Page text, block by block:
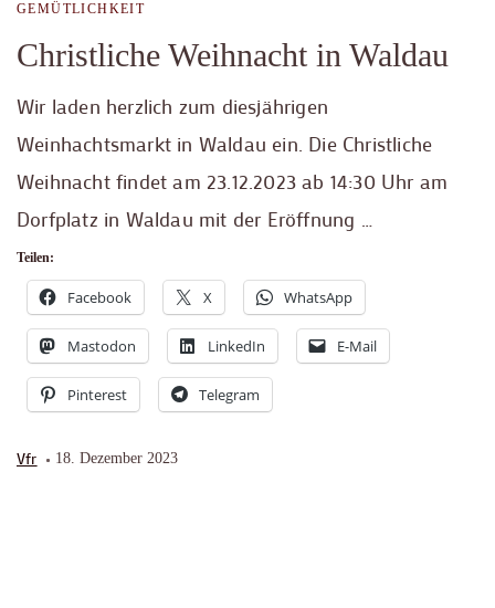
GEMÜTLICHKEIT
Christliche Weihnacht in Waldau
Wir laden herzlich zum diesjährigen
Weinhachtsmarkt in Waldau ein. Die Christliche
Weihnacht findet am 23.12.2023 ab 14:30 Uhr am
Dorfplatz in Waldau mit der Eröffnung …
Teilen:
Facebook X WhatsApp
Mastodon LinkedIn E-Mail
Pinterest Telegram
Vfr 18. Dezember 2023